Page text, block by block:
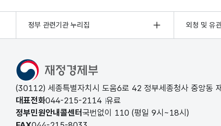
정부 관련기관 누리집 외청 및 유
(30112) 세종특별자치시 도움6로 42 정부세종청사 중앙동
대표전화044-215-2114 유료
정부민원안내콜센터 국번없이 110 (평일 9시~18시)